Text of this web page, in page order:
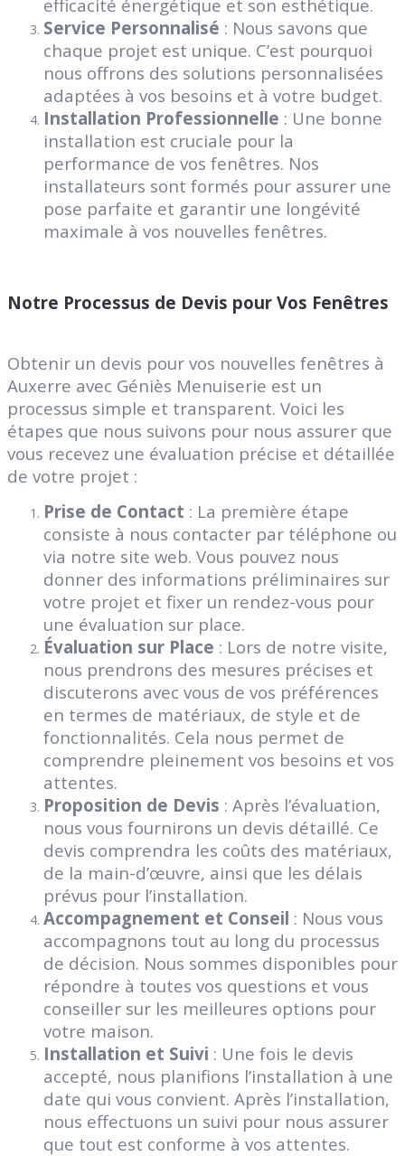
efficacité énergétique et son esthétique.
Service Personnalisé : Nous savons que
chaque projet est unique. C’est pourquoi
nous offrons des solutions personnalisées
adaptées à vos besoins et à votre budget.
Installation Professionnelle : Une bonne
installation est cruciale pour la
performance de vos fenêtres. Nos
installateurs sont formés pour assurer une
pose parfaite et garantir une longévité
maximale à vos nouvelles fenêtres.
Notre Processus de Devis pour Vos Fenêtres
Obtenir un devis pour vos nouvelles fenêtres à
Auxerre avec Géniès Menuiserie est un
processus simple et transparent. Voici les
étapes que nous suivons pour nous assurer que
vous recevez une évaluation précise et détaillée
de votre projet :
Prise de Contact : La première étape
consiste à nous contacter par téléphone ou
via notre site web. Vous pouvez nous
donner des informations préliminaires sur
votre projet et fixer un rendez-vous pour
une évaluation sur place.
Évaluation sur Place : Lors de notre visite,
nous prendrons des mesures précises et
discuterons avec vous de vos préférences
en termes de matériaux, de style et de
fonctionnalités. Cela nous permet de
comprendre pleinement vos besoins et vos
attentes.
Proposition de Devis : Après l’évaluation,
nous vous fournirons un devis détaillé. Ce
devis comprendra les coûts des matériaux,
de la main-d’œuvre, ainsi que les délais
prévus pour l’installation.
Accompagnement et Conseil : Nous vous
accompagnons tout au long du processus
de décision. Nous sommes disponibles pour
répondre à toutes vos questions et vous
conseiller sur les meilleures options pour
votre maison.
Installation et Suivi : Une fois le devis
accepté, nous planifions l’installation à une
date qui vous convient. Après l’installation,
nous effectuons un suivi pour nous assurer
que tout est conforme à vos attentes.